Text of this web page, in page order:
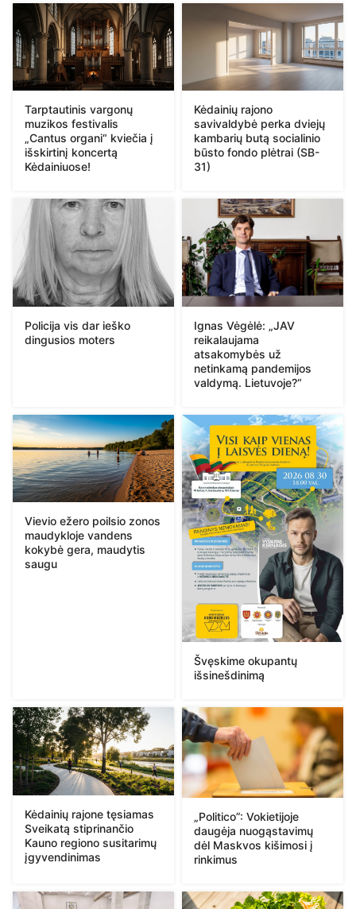
Tarptautinis vargonų
muzikos festivalis
„Cantus organi“ kviečia į
išskirtinį koncertą
Kėdainiuose!
Kėdainių rajono
savivaldybė perka dviejų
kambarių butą socialinio
būsto fondo plėtrai (SB-
31)
Policija vis dar ieško
dingusios moters
Ignas Vėgėlė: „JAV
reikalaujama
atsakomybės už
netinkamą pandemijos
valdymą. Lietuvoje?“
Vievio ežero poilsio zonos
maudykloje vandens
kokybė gera, maudytis
saugu
Švęskime okupantų
išsinešdinimą
Kėdainių rajone tęsiamas
Sveikatą stiprinančio
Kauno regiono susitarimų
įgyvendinimas
„Politico”: Vokietijoje
daugėja nuogąstavimų
dėl Maskvos kišimosi į
rinkimus